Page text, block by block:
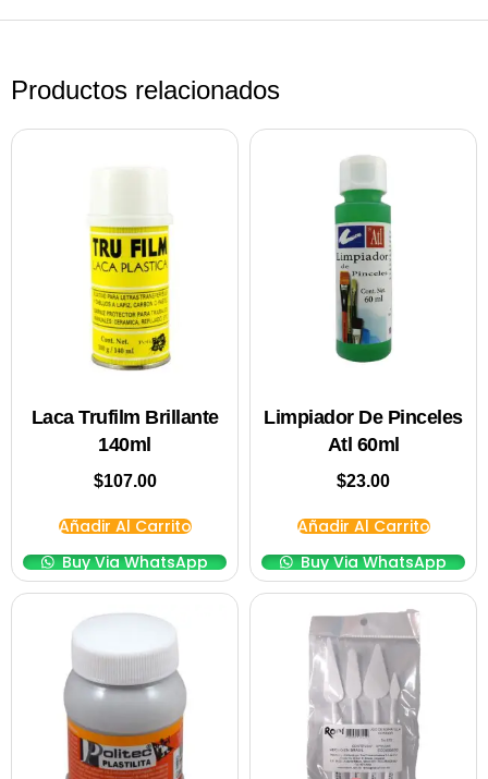
Productos relacionados
Laca Trufilm Brillante
140ml
$107.00
Añadir Al Carrito
Buy Via WhatsApp
Limpiador De Pinceles
Atl 60ml
$23.00
Añadir Al Carrito
Buy Via WhatsApp